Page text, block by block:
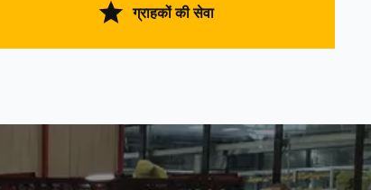
ग्राहकों की सेवा